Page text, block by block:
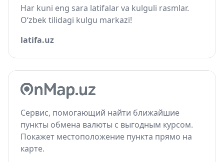
Har kuni eng sara latifalar va kulguli rasmlar.
O‘zbek tilidagi kulgu markazi!
latifa.uz
Сервис, помогающий найти ближайшие
пункты обмена валюты с выгодным курсом.
Покажет местоположение пункта прямо на
карте.